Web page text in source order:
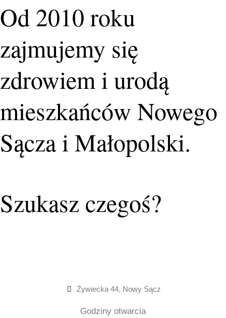
Od 2010 roku
zajmujemy się
zdrowiem i urodą
mieszkańców Nowego
Sącza i Małopolski.
Szukasz czegoś?
Żywiecka 44, Nowy Sącz
Godziny otwarcia